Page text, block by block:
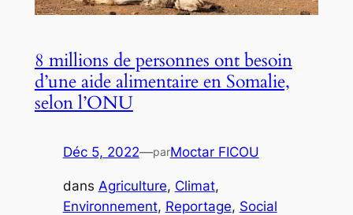
8 millions de personnes ont besoin
d’une aide alimentaire en Somalie,
selon l’ONU
Déc 5, 2022—parMoctar FICOU
dans Agriculture, Climat
Environnement, Reportage, Social